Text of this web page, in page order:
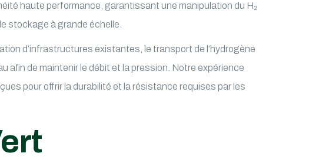
haute performance, garantissant une manipulation du H₂
stockage à grande échelle.
d’infrastructures existantes, le transport de l’hydrogène
afin de maintenir le débit et la pression. Notre expérience
pour offrir la durabilité et la résistance requises par les